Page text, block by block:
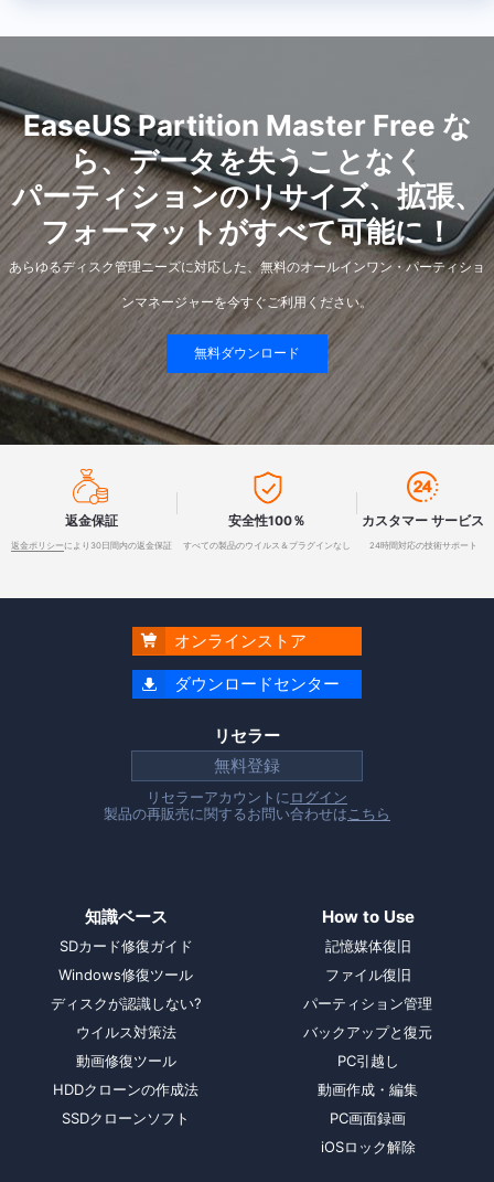
EaseUS Partition Master Free な
ら、データを失うことなく
パーティションのリサイズ、拡張、
フォーマットがすべて可能に！
あらゆるディスク管理ニーズに対応した、無料のオールインワン・パーティショ
ンマネージャーを今すぐご利用ください。
無料ダウンロード

返金保証
返金ポリシー により30日間内の返金保証

安全性100％
すべての製品のウイルス＆プラグインなし

カスタマー サービス
24時間対応の技術サポート
 オンラインストア
 ダウンロードセンター
リセラー
無料登録
リセラーアカウントに ログイン
製品の再販売に関するお問い合わせは こちら
知識ベース
SDカード修復ガイド
Windows修復ツール
ディスクが認識しない?
ウイルス対策法
動画修復ツール
HDDクローンの作成法
SSDクローンソフト
How to Use
記憶媒体復旧
ファイル復旧
パーティション管理
バックアップと復元
PC引越し
動画作成・編集
PC画面録画
iOSロック解除